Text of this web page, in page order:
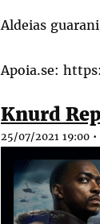
Aldeias guarani
Apoia.se:
Knurd
25/07/2021 19:00 •